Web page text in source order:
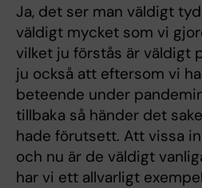
Ja, det ser man väldigt
väldigt mycket som vi
vilket ju förstås är väldigt
ju också att eftersom vi
beteende under
tillbaka så händer det
hade förutsett. Att vissa
och nu är de väldigt
har vi ett allvarligt